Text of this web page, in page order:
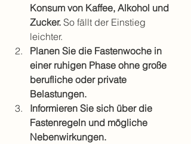
Konsum von Kaffee, Alkohol und
Zucker. So fällt der Einstieg
leichter.
Planen Sie die Fastenwoche in
einer ruhigen Phase ohne große
berufliche oder private
Belastungen.
Informieren Sie sich über die
Fastenregeln und mögliche
Nebenwirkungen.